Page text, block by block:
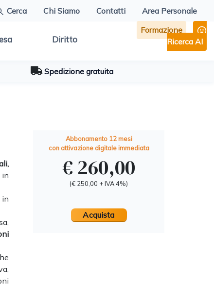
Cerca Chi Siamo Contatti Area Personale
Diritto
Formazione
Ricerca AI
Spedizione gratuita
Abbonamento 12 mesi
con attivazione digitale immediata
€ 260,00
(€ 250,00 + IVA 4%)
Acquista